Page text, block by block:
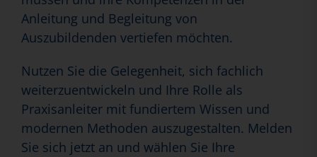
Anleitung und Begleitung von
Auszubildenden vertiefen möchten.
Nutzen Sie die Gelegenheit, sich fachlich
weiterzuentwickeln und Ihre Rolle als
Praxisanleiter mit fundiertem Wissen und
modernen Methoden auszugestalten. Melden
Sie sich jetzt an und wählen Sie Ihre